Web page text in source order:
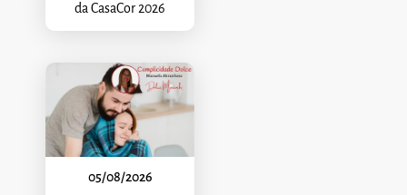
da CasaCor 2026
05/08/2026